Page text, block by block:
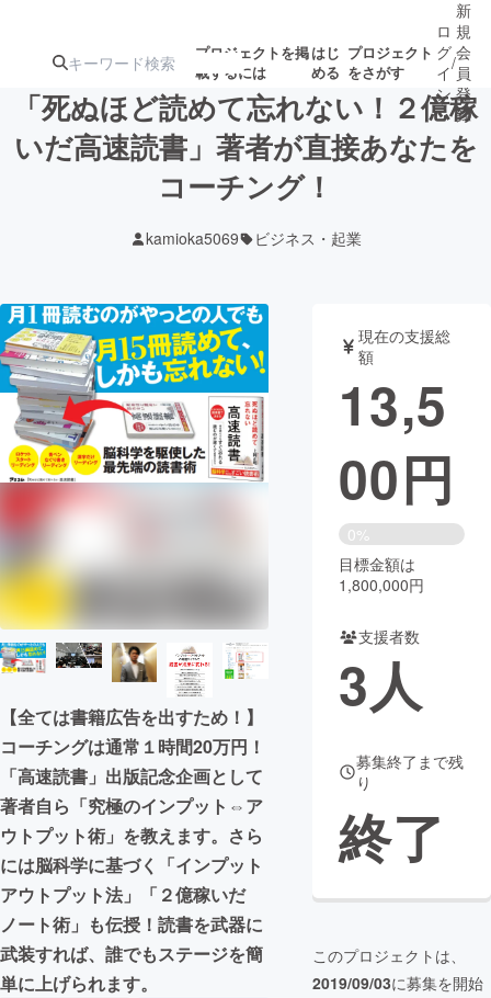
プロジェクトを掲
載するには
はじ
める
プロジェクト
をさがす
注目の新着プロ募集終了が近いプ
テクノロジー・ガジェット
映像・映画 書籍・雑誌
ビジネス・起業 チャレンジ
CAMPFIRE Creation
CAMPFIREふるさと納税machi-ya コミュニティ
ロ
グ
イ
ン
/
新
規
会
員
登
録
「死ぬほど読めて忘れない！２億稼
いだ高速読書」著者が直接あなたを
コーチング！
kamioka5069 ビジネス・起業
【全ては書籍広告を出すため！】
コーチングは通常１時間20万円！
「高速読書」出版記念企画として
著者自ら「究極のインプット⇔ア
ウトプット術」を教えます。さら
には脳科学に基づく「インプット
アウトプット法」「２億稼いだ
ノート術」も伝授！読書を武器に
武装すれば、誰でもステージを簡
単に上げられます。
現在の支援総
額
13,5
00円
0%
目標金額は
1,800,000円
支援者数
3人
募集終了まで残
り
終了
このプロジェクトは、
2019/09/03に募集を開始